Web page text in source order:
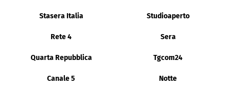
Stasera Italia Studioaperto
Rete 4 Sera
Quarta Repubblica Tgcom24
Canale 5 Notte